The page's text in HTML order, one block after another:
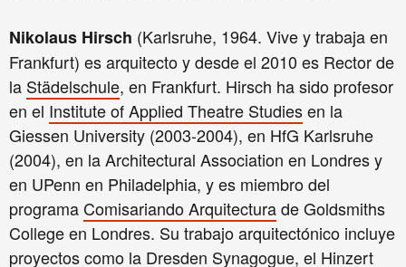
Nikolaus Hirsch (Karlsruhe, 1964. Vive y trabaja en
Frankfurt) es arquitecto y desde el 2010 es Rector de
la Städelschule, en Frankfurt. Hirsch ha sido profesor
en el Institute of Applied Theatre Studiesen la
Giessen University (2003-2004), en HfG Karlsruhe
(2004), en la Architectural Association en Londres y
en UPenn en Philadelphia, y es miembro del
programa Comisariando Arquitecturade Goldsmiths
College en Londres. Su trabajo arquitectónico incluye
proyectos como la Dresden Synagogue, el Hinzert